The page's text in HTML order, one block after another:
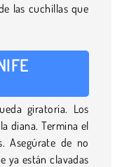
las cuchillas que
giratoria. Los
diana. Termina el
Asegúrate de no
ya están clavadas